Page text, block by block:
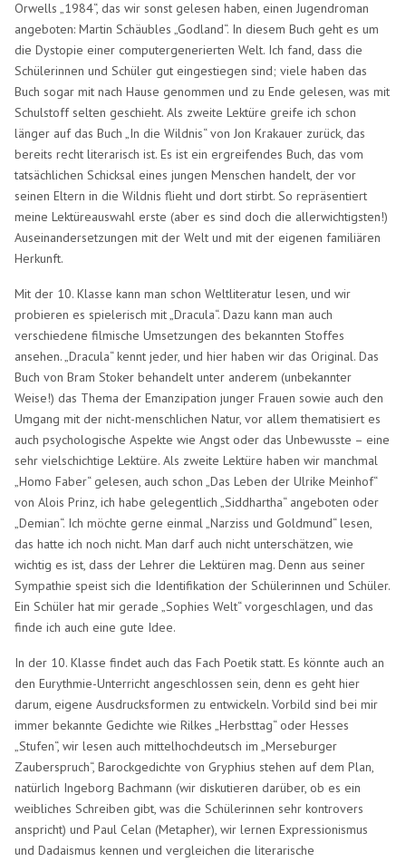
Orwells „1984“, das wir sonst gelesen haben, einen Jugendroman
angeboten: Martin Schäubles „Godland“. In diesem Buch geht es um
die Dystopie einer computergenerierten Welt. Ich fand, dass die
Schülerinnen und Schüler gut eingestiegen sind; viele haben das
Buch sogar mit nach Hause genommen und zu Ende gelesen, was mit
Schulstoff selten geschieht. Als zweite Lektüre greife ich schon
länger auf das Buch „In die Wildnis“ von Jon Krakauer zurück, das
bereits recht literarisch ist. Es ist ein ergreifendes Buch, das vom
tatsächlichen Schicksal eines jungen Menschen handelt, der vor
seinen Eltern in die Wildnis flieht und dort stirbt. So repräsentiert
meine Lektüreauswahl erste (aber es sind doch die allerwichtigsten!)
Auseinandersetzungen mit der Welt und mit der eigenen familiären
Herkunft.
Mit der 10. Klasse kann man schon Weltliteratur lesen, und wir
probieren es spielerisch mit „Dracula“. Dazu kann man auch
verschiedene filmische Umsetzungen des bekannten Stoffes
ansehen. „Dracula“ kennt jeder, und hier haben wir das Original. Das
Buch von Bram Stoker behandelt unter anderem (unbekannter
Weise!) das Thema der Emanzipation junger Frauen sowie auch den
Umgang mit der nicht-menschlichen Natur, vor allem thematisiert es
auch psychologische Aspekte wie Angst oder das Unbewusste – eine
sehr vielschichtige Lektüre. Als zweite Lektüre haben wir manchmal
„Homo Faber“ gelesen, auch schon „Das Leben der Ulrike Meinhof“
von Alois Prinz, ich habe gelegentlich „Siddhartha“ angeboten oder
„Demian“. Ich möchte gerne einmal „Narziss und Goldmund“ lesen,
das hatte ich noch nicht. Man darf auch nicht unterschätzen, wie
wichtig es ist, dass der Lehrer die Lektüren mag. Denn aus seiner
Sympathie speist sich die Identifikation der Schülerinnen und Schüler.
Ein Schüler hat mir gerade „Sophies Welt“ vorgeschlagen, und das
finde ich auch eine gute Idee.
In der 10. Klasse findet auch das Fach Poetik statt. Es könnte auch an
den Eurythmie-Unterricht angeschlossen sein, denn es geht hier
darum, eigene Ausdrucksformen zu entwickeln. Vorbild sind bei mir
immer bekannte Gedichte wie Rilkes „Herbsttag“ oder Hesses
„Stufen“, wir lesen auch mittelhochdeutsch im „Merseburger
Zauberspruch“, Barockgedichte von Gryphius stehen auf dem Plan,
natürlich Ingeborg Bachmann (wir diskutieren darüber, ob es ein
weibliches Schreiben gibt, was die Schülerinnen sehr kontrovers
anspricht) und Paul Celan (Metapher), wir lernen Expressionismus
und Dadaismus kennen und vergleichen die literarische